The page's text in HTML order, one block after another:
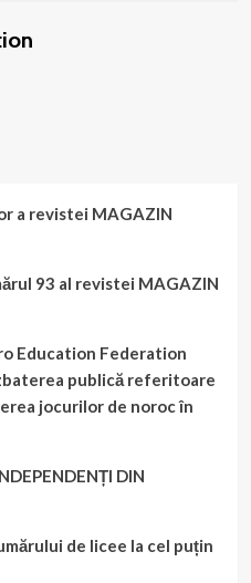
a revistei MAGAZIN
93 al revistei MAGAZIN
Education Federation
publică referitoare
jocurilor de noroc în
DIN
de licee la cel puțin